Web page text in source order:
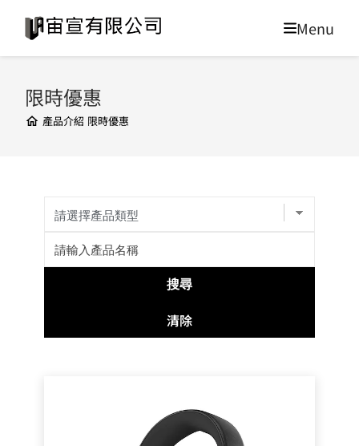
限時優惠
產品介紹 限時優惠
清除